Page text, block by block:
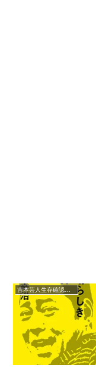
吉本芸人生存確認テレフォン